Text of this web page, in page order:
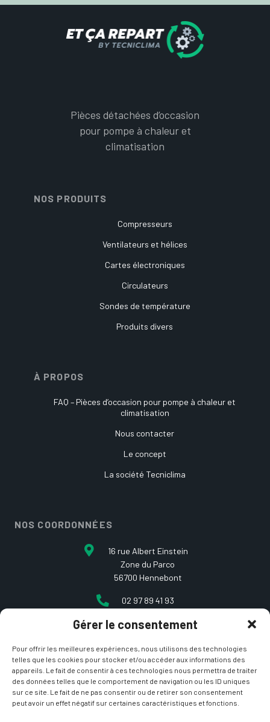
Gérer le consentement
Pour offrir les meilleures expériences, nous utilisons des technologies
telles que les cookies pour stocker et/ou accéder aux informations des
appareils. Le fait de consentir à ces technologies nous permettra de traiter
des données telles que le comportement de navigation ou les ID uniques
sur ce site. Le fait de ne pas consentir ou de retirer son consentement
peut avoir un effet négatif sur certaines caractéristiques et fonctions.
Pièces détachées d’occasion
pour pompe à chaleur et
climatisation
NOS PRODUITS
Compresseurs
Ventilateurs et hélices
Cartes électroniques
Circulateurs
Sondes de température
Produits divers
À PROPOS
FAQ – Pièces d’occasion pour pompe à chaleur et
climatisation
Nous contacter
Le concept
La société Tecniclima
NOS COORDONNÉES
16 rue Albert Einstein
Zone du Parco
56700 Hennebont
02 97 89 41 93
contact@etcarepart.com